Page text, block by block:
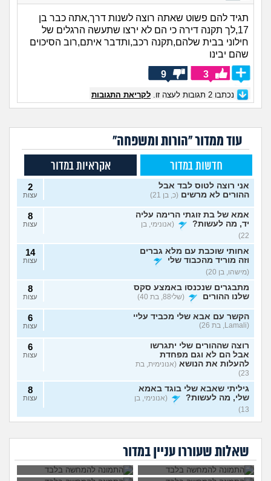
תגיד להם פשוט שאתה רוצה לשנות דרך,אתה כבר בן
17,לך תקנה דירה כי הם לא ירצו שתעשה הרגלים של
חילוני בבית שלהם,תקנה רכב,ותדבר איתם,רוב הסיכוים
שהם יבינו
3
9
נכתבו 2 תגובות לעצה זו. לקריאת התגובות
עוד ממדור "הורות ומשפחה"
חדשות במדור אקראיות במדור
אני רוצה לטוס לבד אבל
ההורים לא מרשים (כ, בן 21)
2
עצות
אמא של בת זוגתי הרימה עליה
יד, מה לעשות?
(אנונימי, בן
22)
8
עצות
אחותי שוכבת עם מלא גברים
וזה מוריד מהכבוד שלי
(מישהו, בן 20)
14
עצות
מתבגרים שנכנסו באמצע סקס
שלנו ההורים
(שלי88, בת 40)
8
עצות
הקשר עם אבא שלי מכביד עליי
(Lamali, בת 26)
6
עצות
רוצה שההורים שלי יתגרשו
אבל הם לא וגם מפחדת
להעלות את הנושא (אנונימית, בת
23)
6
עצות
גיליתי שאבא שלי בוגד באמא
שלי, מה לעשות?
(אנונימי, בן
13)
8
עצות
אני חושדת שאח שלי עומד
29)
האם מה שאני מרגיש זה הגיוני
ותקין?
(לירון, בן 31)
8
שאלות שעוררו עניין במדור
אמא שלי פוגעת בי כי
לעולם. איך
להתמודד?
אמא שלי לוחצת עליי
כל אחת שיש לה
דופק, מה לעשות?
אמא שלי שונאת את
חברה שלי מה
לעשות?
אני אובססיבית לאמא
כבר